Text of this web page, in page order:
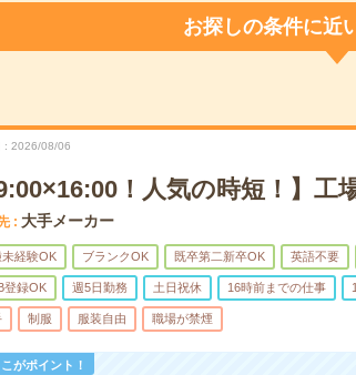
お探しの条件に近
2026/08/06
9:00×16:00！人気の時短！】工
大手メーカー
未経験OK ブランクOK 既卒第二新卒OK 英語不要
登録OK 週5日勤務 土日祝休 16時前までの仕事
制服 服装自由 職場が禁煙
がポイント！